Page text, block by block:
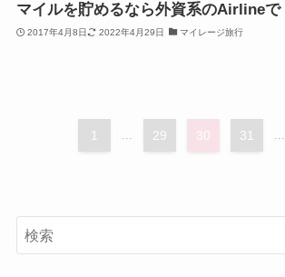
マイルを貯めるなら外資系のAirlineで
2017年4月8日 2022年4月29日 マイレージ旅行
1 ... 29 30 31 ...